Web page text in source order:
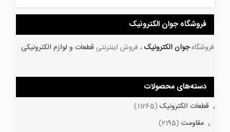
فروشگاه جوان الکترونیک
فروشگاهجوان الکترونیک ، فروش اینترنتی قطعات و لوازم الکترونیکی
دسته‌های محصولات
قطعات الکترونیک (11265)
مقاومت (2195)